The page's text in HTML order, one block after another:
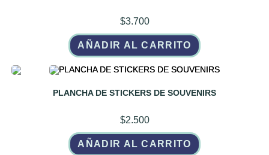
$3.700
AÑADIR AL CARRITO
PLANCHA DE STICKERS DE SOUVENIRS
$2.500
AÑADIR AL CARRITO